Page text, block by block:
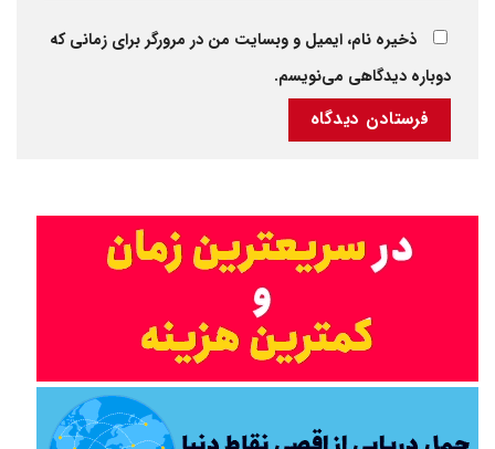
ذخیره نام، ایمیل و وبسایت من در مرورگر برای زمانی که
دوباره دیدگاهی می‌نویسم.